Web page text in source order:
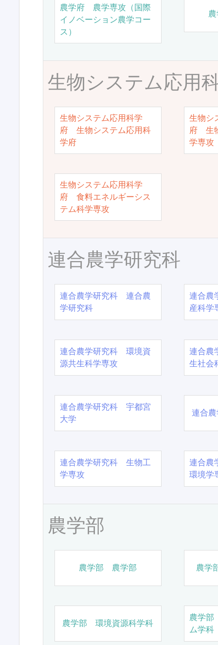
農学府 農学専攻（国際
イノベーション農学コー
ス）
生物システム応用
生物システム応用科学
府 生物システム応用科
学府
生物シ
府 生
学専攻
生物システム応用科学
府 食料エネルギーシス
テム科学専攻
連合農学研究科
連合農学研究科 連合農
学研究科
連合農
産科学
連合農学研究科 環境資
源共生科学専攻
連合農
生社会
連合農学研究科 宇都宮
大学
連合
連合農学研究科 生物工
学専攻
連合農
環境学
農学部
農学部 農学部 農学
農学部 環境資源科学科
農学
ム学科